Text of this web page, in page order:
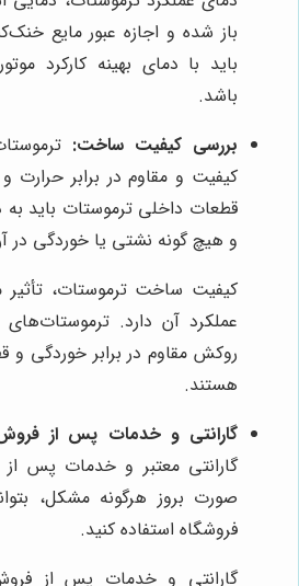
باز شده و اجازه عبور مایع
باید با دمای بهینه کارکرد
باشد.
بررسی کیفیت ساخت:
کیفیت و مقاوم در برابر
قطعات داخلی ترموستات باید به
و هیچ گونه نشتی یا خوردگی در
کیفیت ساخت ترموستات،
عملکرد آن دارد. ترموستات‌های
روکش مقاوم در برابر خوردگی و
هستند.
گارانتی و خدمات پس از
گارانتی معتبر و خدمات پس
صورت بروز هرگونه مشکل،
فروشگاه استفاده کنید.
گارانتی و خدمات پس از